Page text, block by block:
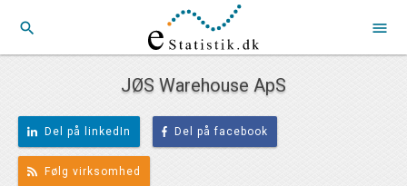
search menu
JØS Warehouse ApS
Del på linkedIn Del på facebook
Følg virksomhed